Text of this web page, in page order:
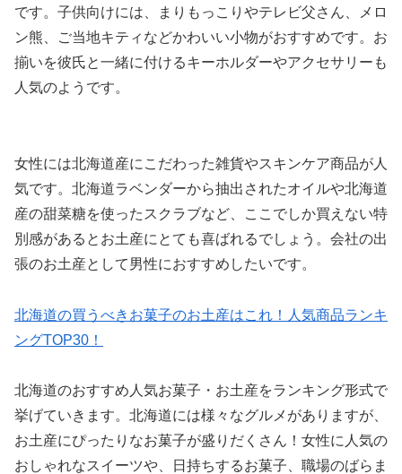
です。子供向けには、まりもっこりやテレビ父さん、メロ
ン熊、ご当地キティなどかわいい小物がおすすめです。お
揃いを彼氏と一緒に付けるキーホルダーやアクセサリーも
人気のようです。
女性には北海道産にこだわった雑貨やスキンケア商品が人
気です。北海道ラベンダーから抽出されたオイルや北海道
産の甜菜糖を使ったスクラブなど、ここでしか買えない特
別感があるとお土産にとても喜ばれるでしょう。会社の出
張のお土産として男性におすすめしたいです。
北海道の買うべきお菓子のお土産はこれ！人気商品ランキ
ングTOP30！
北海道のおすすめ人気お菓子・お土産をランキング形式で
挙げていきます。北海道には様々なグルメがありますが、
お土産にぴったりなお菓子が盛りだくさん！女性に人気の
おしゃれなスイーツや、日持ちするお菓子、職場のばらま